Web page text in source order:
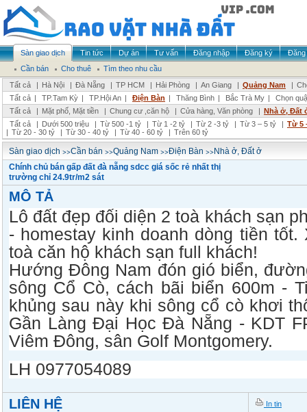
Sàn giao dịch Tin tức Dự án Tư vấn Đăng nhập Đăng ký
Đăng
Cần bán
Cho thuê
Tìm theo nhu cầu
Tất cả
| Hà Nội | Đà Nẵng | TP HCM | Hải Phòng | An Giang | Quảng Nam |
Tất cả | TP.Tam Kỳ | TP.Hội An | Điện Bàn | Thăng Bình | Bắc Trà My |
Chọn
Tất cả
| Mặt phố, Mặt tiền | Chung cư ,căn hộ | Cửa hàng, Văn phòng | Nhà ở, Đất
Tất cả
| Dưới 500 triệu | Từ 500 -1 tỷ | Từ 1 -2 tỷ | Từ 2 -3 tỷ | Từ 3 – 5 tỷ | Từ 5
| Từ 20 - 30 tỷ | Từ 30 - 40 tỷ | Từ 40 - 60 tỷ | Trên 60 tỷ
Sàn giao dịch >>Cần bán >>Quảng Nam >>Điện Bàn >>Nhà ở, Đất ở
Chính chủ bán gấp đất đà nẵng sdcc giá sốc rẻ nhất thị
trường chỉ 24.9tr/m2 sát
MÔ TẢ
Lô đất đẹp đối diện 2 toà khách sạn
- homestay kinh doanh dòng tiền tốt.
toà căn hộ khách sạn full khách!
Hướng Đông Nam đón gió biển,
sông Cổ Cò, cách bãi biển 600m -
khủng sau này khi sông cổ cò khơi
Gần Làng Đại Học Đà Nẵng - KDT
Viêm Đông, sân Golf Montgomery.
LH 0977054089
LIÊN HỆ In tin